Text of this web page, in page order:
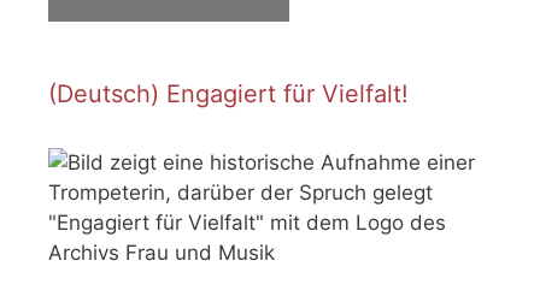
(Deutsch) Engagiert für Vielfalt!